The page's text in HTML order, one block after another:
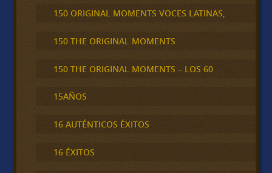
150 ORIGINAL MOMENTS VOCES LATINAS,
150 THE ORIGINAL MOMENTS
150 THE ORIGINAL MOMENTS – LOS 60
15AÑOS
16 AUTÉNTICOS ÉXITOS
16 ÉXITOS